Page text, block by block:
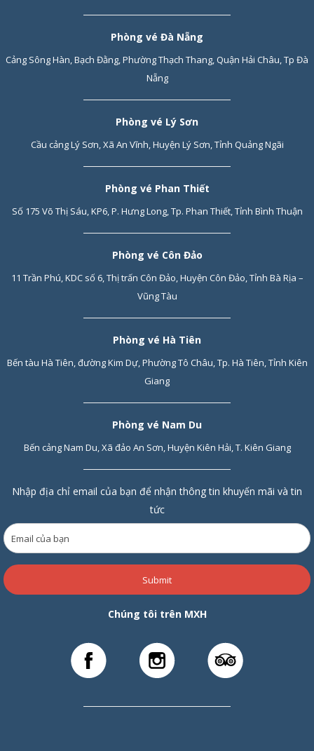
Phòng vé Đà Nẵng
Cảng Sông Hàn, Bạch Đằng, Phường Thạch Thang, Quận Hải Châu, Tp Đà
Nẵng
Phòng vé Lý Sơn
Cầu cảng Lý Sơn, Xã An Vĩnh, Huyện Lý Sơn, Tỉnh Quảng Ngãi
Phòng vé Phan Thiết
Số 175 Võ Thị Sáu, KP6, P. Hưng Long, Tp. Phan Thiết, Tỉnh Bình Thuận
Phòng vé Côn Đảo
11 Trần Phú, KDC số 6, Thị trấn Côn Đảo, Huyện Côn Đảo, Tỉnh Bà Rịa –
Vũng Tàu
Phòng vé Hà Tiên
Bến tàu Hà Tiên, đường Kim Dự, Phường Tô Châu, Tp. Hà Tiên, Tỉnh Kiên
Giang
Phòng vé Nam Du
Bến cảng Nam Du, Xã đảo An Sơn, Huyện Kiên Hải, T. Kiên Giang
Nhập địa chỉ email của bạn để nhận thông tin khuyến mãi và tin
tức
Submit
Chúng tôi trên MXH